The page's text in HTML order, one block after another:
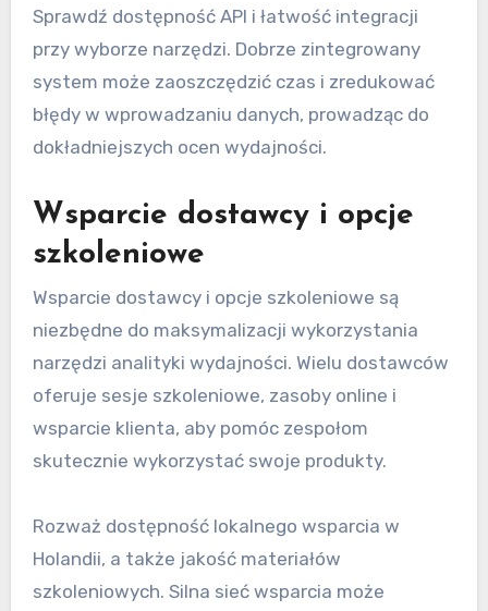
Sprawdź dostępność API i łatwość integracji
przy wyborze narzędzi. Dobrze zintegrowany
system może zaoszczędzić czas i zredukować
błędy w wprowadzaniu danych, prowadząc do
dokładniejszych ocen wydajności.
Wsparcie dostawcy i opcje
szkoleniowe
Wsparcie dostawcy i opcje szkoleniowe są
niezbędne do maksymalizacji wykorzystania
narzędzi analityki wydajności. Wielu dostawców
oferuje sesje szkoleniowe, zasoby online i
wsparcie klienta, aby pomóc zespołom
skutecznie wykorzystać swoje produkty.
Rozważ dostępność lokalnego wsparcia w
Holandii, a także jakość materiałów
szkoleniowych. Silna sieć wsparcia może